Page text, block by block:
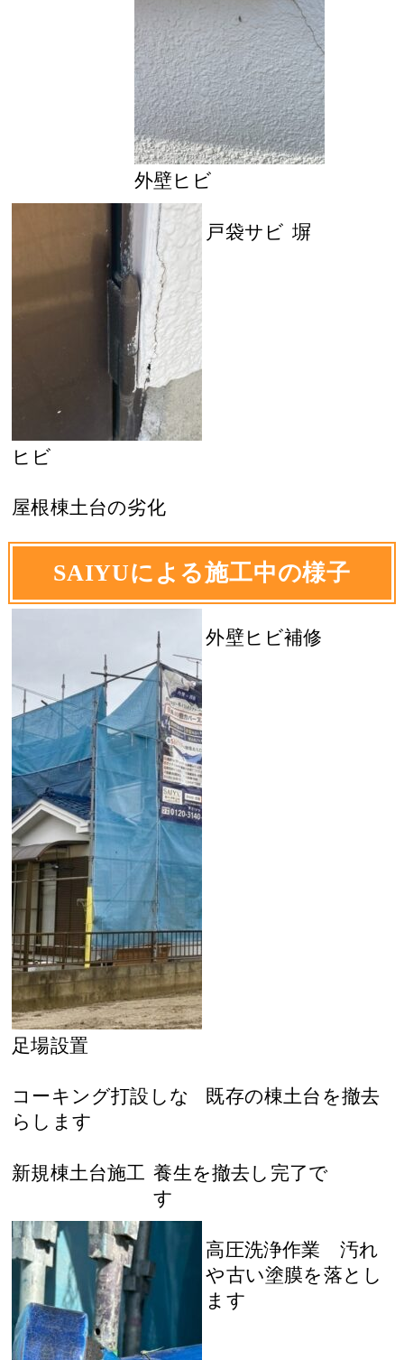
外壁ヒビ
ヒビ
戸袋サビ 塀
屋根棟土台の劣化
SAIYUによる施工中の様子
足場設置
外壁ヒビ補修
コーキング打設しな
らします
既存の棟土台を撤去
新規棟土台施工 養生を撤去し完了で
す
高圧洗浄作業 汚れ
や古い塗膜を落とし
ます